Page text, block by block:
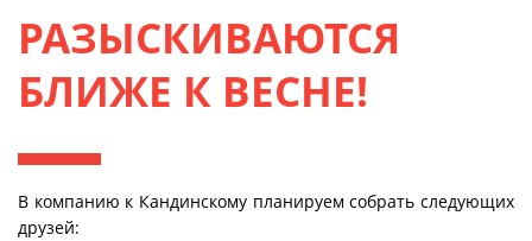
РАЗЫСКИВАЮТСЯ
БЛИЖЕ К ВЕСНЕ!
В компанию к Кандинскому планируем собрать следующих
друзей: